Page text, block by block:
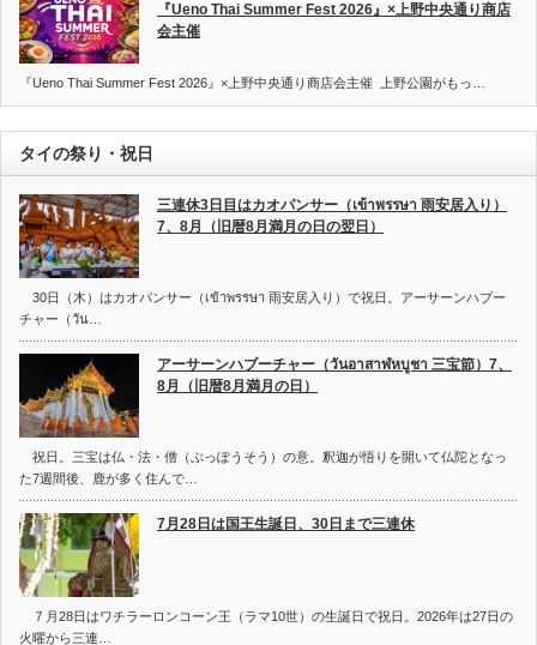
『Ueno Thai Summer Fest 2026』×上野中央通り商店
会主催
『Ueno Thai Summer Fest 2026』×上野中央通り商店会主催 上野公園がもっ…
タイの祭り・祝日
三連休3日目はカオパンサー（เข้าพรรษา 雨安居入り）
7、8月（旧暦8月満月の日の翌日）
30日（木）はカオパンサー（เข้าพรรษา 雨安居入り）で祝日。アーサーンハブー
チャー（วัน…
アーサーンハブーチャー（วันอาสาฬหบูชา 三宝節）7、
8月（旧暦8月満月の日）
祝日。三宝は仏・法・僧（ぶっぽうそう）の意。釈迦が悟りを開いて仏陀となっ
た7週間後、鹿が多く住んで…
7月28日は国王生誕日、30日まで三連休
７月28日はワチラーロンコーン王（ラマ10世）の生誕日で祝日。2026年は27日の
火曜から三連…